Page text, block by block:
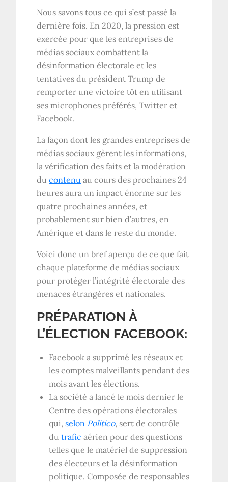
Nous savons tous ce qui s’est passé la
dernière fois. En 2020, la pression est
exercée pour que les entreprises de
médias sociaux combattent la
désinformation électorale et les
tentatives du président Trump de
remporter une victoire tôt en utilisant
ses microphones préférés, Twitter et
Facebook.
La façon dont les grandes entreprises de
médias sociaux gèrent les informations,
la vérification des faits et la modération
ducontenu au cours des prochaines 24
heures aura un impact énorme sur les
quatre prochaines années, et
probablement sur bien d’autres, en
Amérique et dans le reste du monde.
Voici donc un bref aperçu de ce que fait
chaque plateforme de médias sociaux
pour protéger l’intégrité électorale des
menaces étrangères et nationales.
PRÉPARATION À
L’ÉLECTION FACEBOOK:
Facebook a supprimé les réseaux et
les comptes malveillants pendant des
mois avant les élections.
La société a lancé le mois dernier le
Centre des opérations électorales
qui,selon Politico, sert de contrôle
dutrafic aérien pour des questions
telles que le matériel de suppression
des électeurs et la désinformation
politique. Composée de responsables